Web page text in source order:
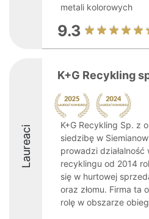
metali kolorowych
9.3
Laureaci
K+G Recykling
K+G Recykling Sp. z
siedzibę w
prowadzi działalność
recyklingu od 2014
się w hurtowej
oraz złomu. Firma ta
rolę w obszarze